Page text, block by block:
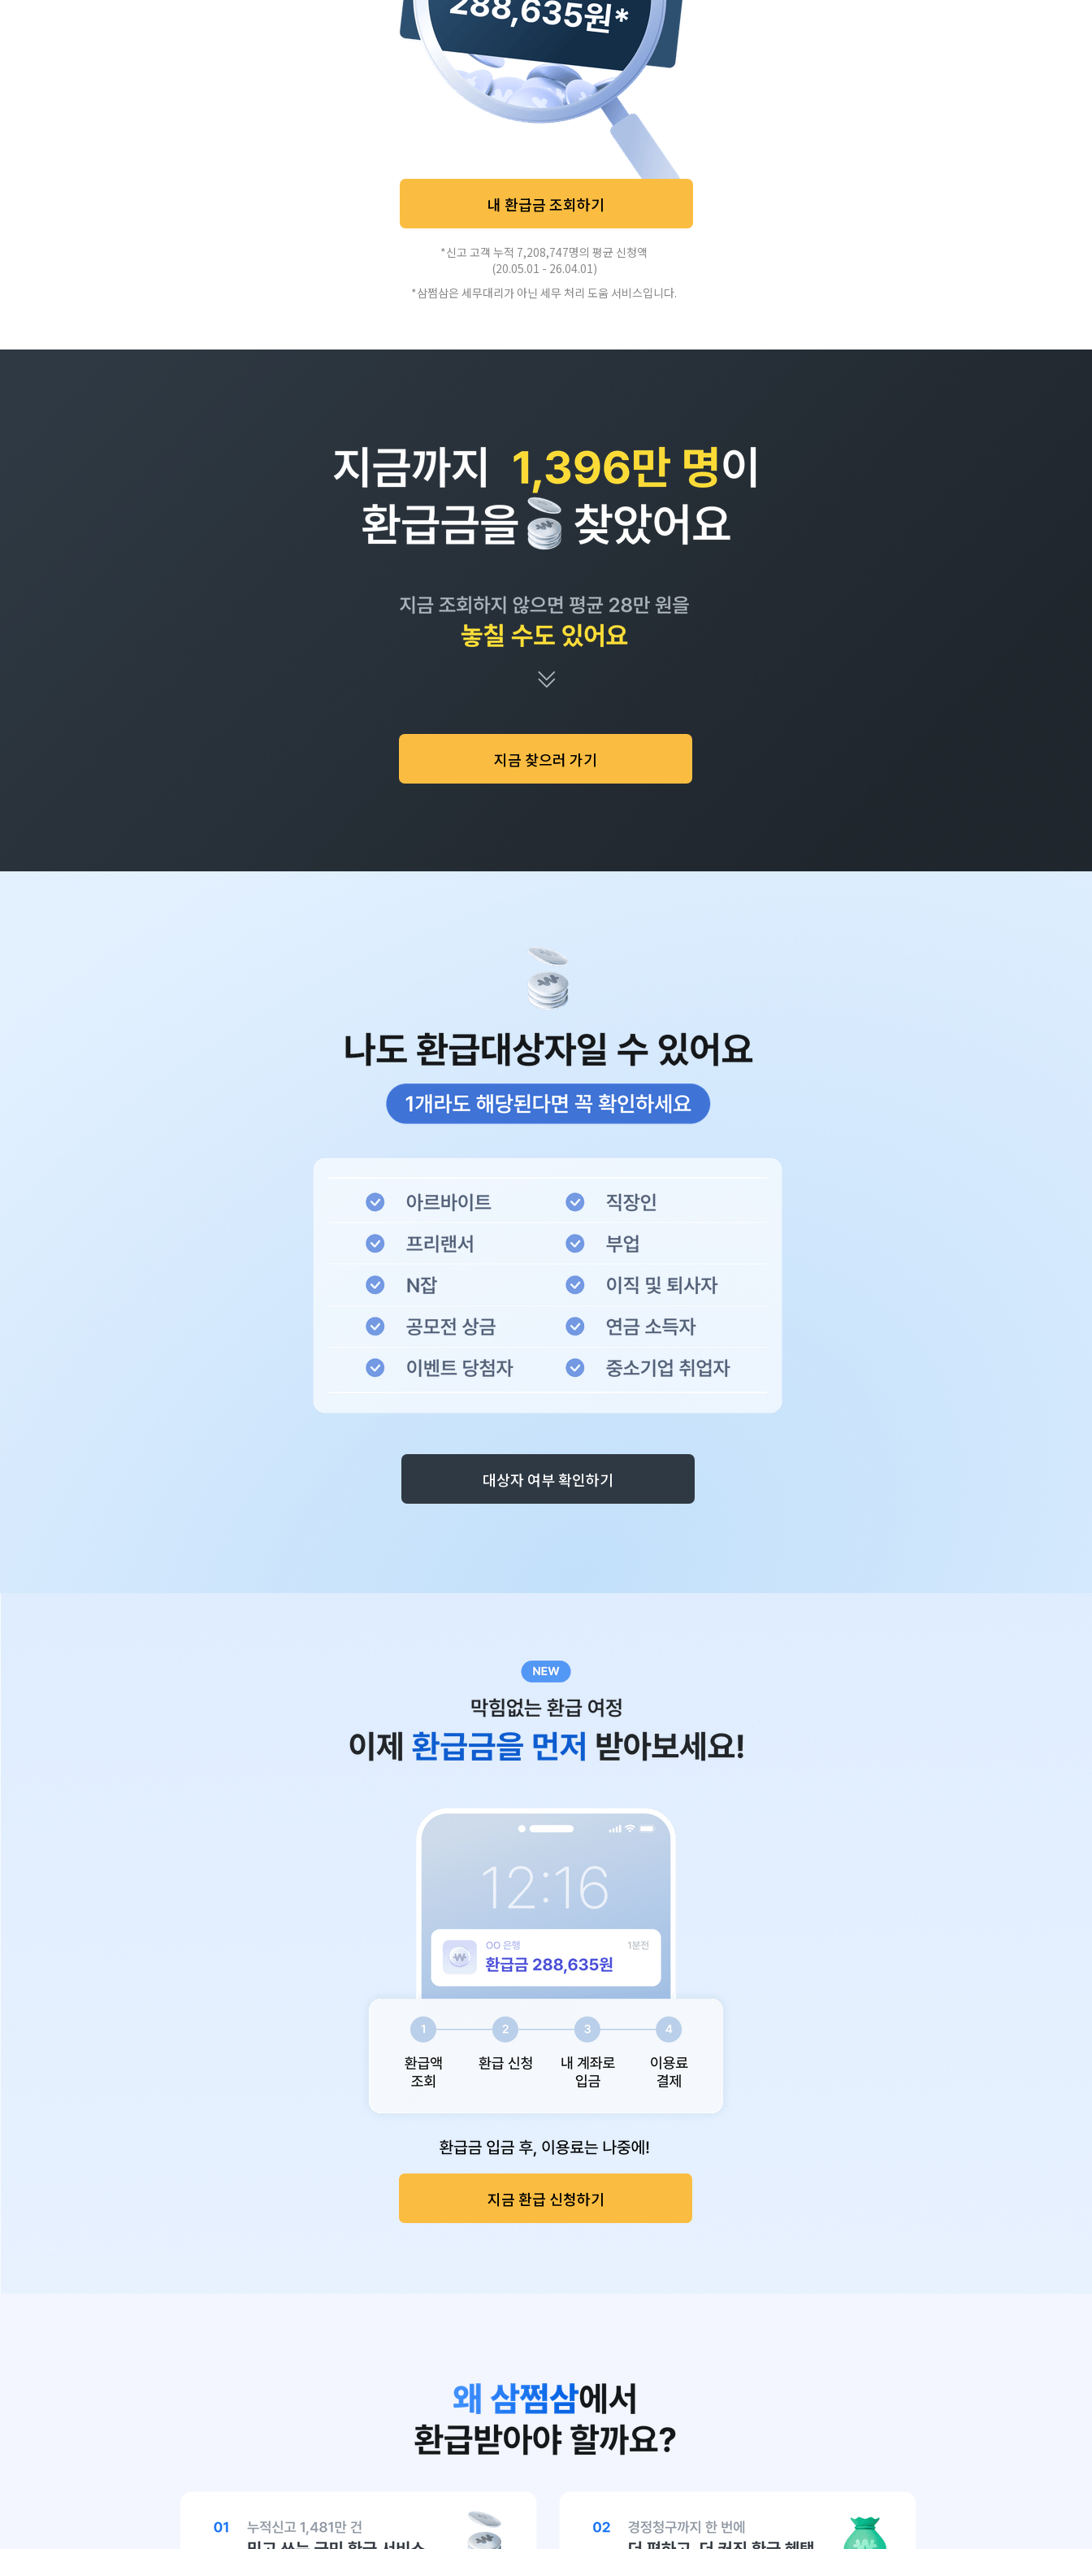
지금 찾으러 가기
내 환급금 조회하기
*신고 고객 누적 7,208,747명의 평균 신청액
(20.05.01 - 26.04.01)
*삼쩜삼은 세무대리가 아닌 세무 처리 도움 서비스입니다.
대상자 여부 확인하기
지금 환급 신청하기